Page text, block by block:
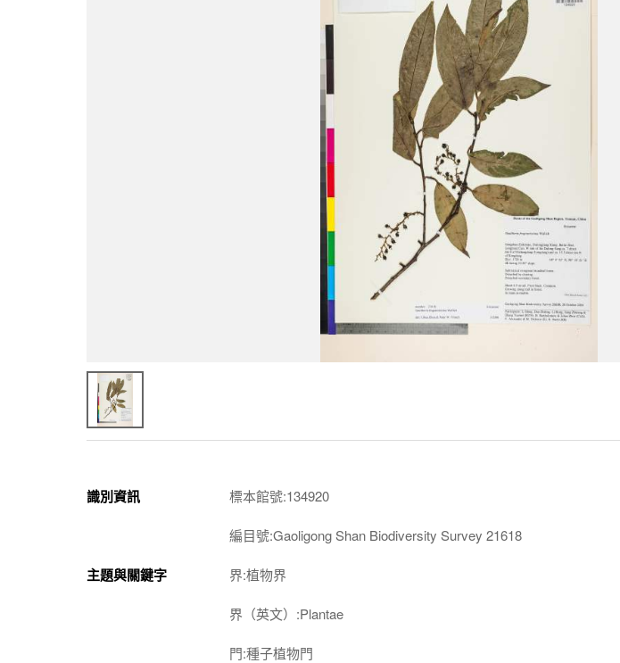
識別資訊 標本館號:134920
編目號:Gaoligong Shan Biodiversity Survey 21618
主題與關鍵字 界:植物界
界（英文）:Plantae
門:種子植物門